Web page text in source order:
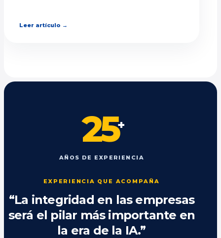
Leer artículo →
25+
AÑOS DE EXPERIENCIA
EXPERIENCIA QUE ACOMPAÑA
“La integridad en las empresas
será el pilar más importante en
la era de la IA.”